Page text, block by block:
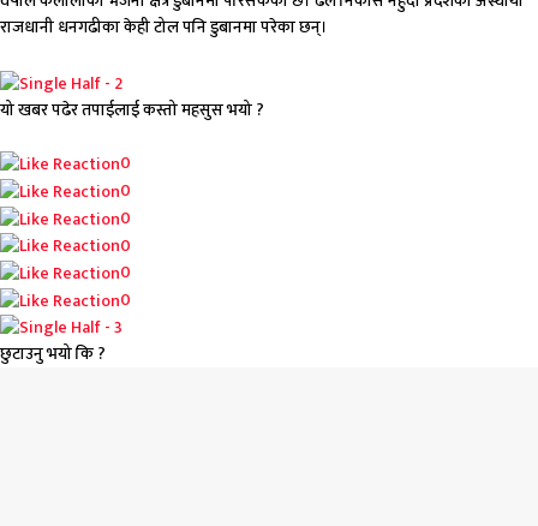
राजधानी धनगढीका केही टोल पनि डुबानमा परेका छन्।
यो खबर पढेर तपाईलाई कस्तो महसुस भयो ?
0
0
0
0
0
0
छुटाउनु भयो कि ?